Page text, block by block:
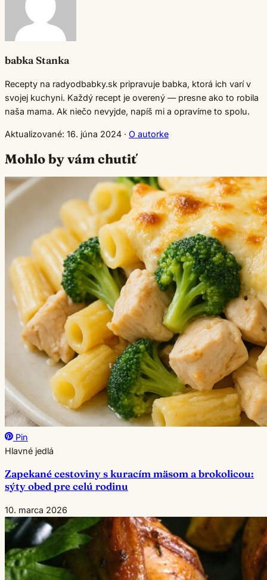
babka Stanka
Recepty na radyodbabky.sk pripravuje babka, ktorá ich varí v
svojej kuchyni. Každý recept je overený — presne ako to robila
naša mama. Ak niečo nevyjde, napíš mi a opravíme to spolu.
Aktualizované: 16. júna 2024 · O autorke
Mohlo by vám chutiť
Pin
Hlavné jedlá
Zapekané cestoviny s kuracím mäsom a brokolicou:
sýty obed pre celú rodinu
10. marca 2026